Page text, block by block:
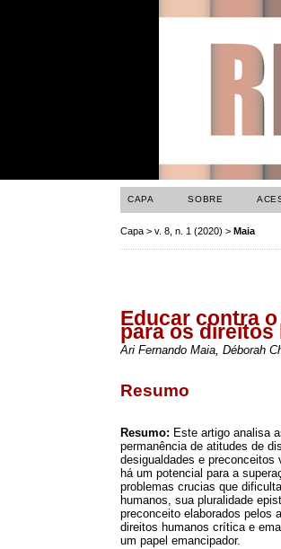
CAPA SOBRE
Capa >v. 8, n. 1 (2020) >Maia
Educar contra
para os direitos
Ari Fernando Maia, Déborah
Resumo
Resumo: Este artigo analisa
permanência de atitudes de
desigualdades e
há um potencial para a
problemas crucias que
humanos, sua pluralidade
preconceito elaborados pelos
direitos humanos crítica e
um papel emancipador.